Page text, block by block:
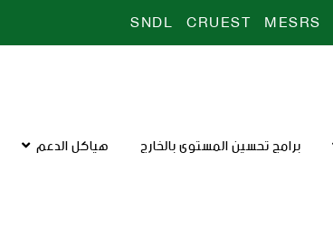
MESRS
CRUEST
SNDL
برامج تحسين المستوى بالخارج هياكل الدعم